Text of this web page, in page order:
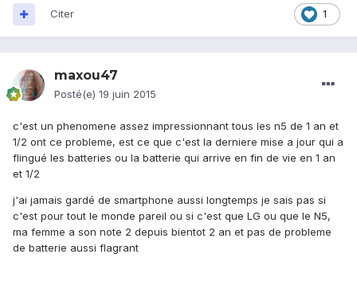
1
Citer
maxou47
Posté(e) 19 juin 2015
c'est un phenomene assez impressionnant tous les n5 de 1 an et
1/2 ont ce probleme, est ce que c'est la derniere mise a jour qui a
flingué les batteries ou la batterie qui arrive en fin de vie en 1 an
et 1/2
j'ai jamais gardé de smartphone aussi longtemps je sais pas si
c'est pour tout le monde pareil ou si c'est que LG ou que le N5,
ma femme a son note 2 depuis bientot 2 an et pas de probleme
de batterie aussi flagrant